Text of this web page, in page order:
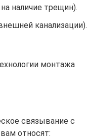
наличие трещин).
канализации).
монтажа
связывание с
относят: